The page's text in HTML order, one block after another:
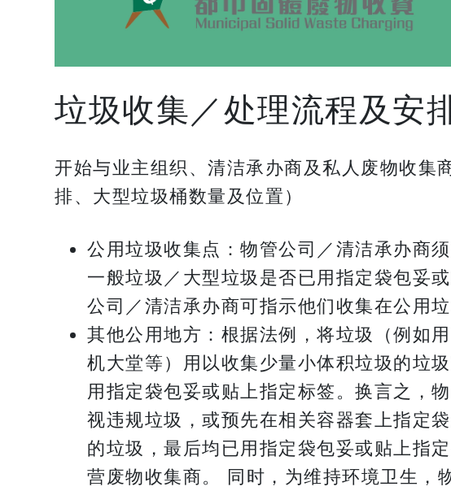
垃圾收集／处理流程及安
开始与业主组织、清洁承办商及私人废物收集
排、大型垃圾桶数量及位置）
公用垃圾收集点：物管公司／清洁承办商
一般垃圾／大型垃圾是否已用指定袋包妥
公司／清洁承办商可指示他们收集在公用
其他公用地方：根据法例，将垃圾（例如
机大堂等）用以收集少量小体积垃圾的垃
用指定袋包妥或贴上指定标签。换言之，
视违规垃圾，或预先在相关容器套上指定
的垃圾，最后均已用指定袋包妥或贴上指
营废物收集商。 同时，为维持环境卫生，